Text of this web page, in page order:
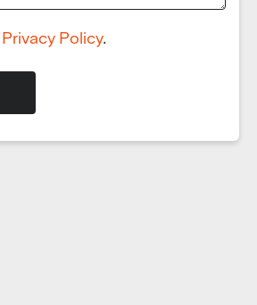
Privacy Policy.